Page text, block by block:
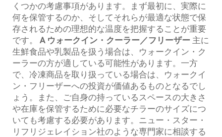
くつかの考慮事項があります。まず最初に、実際に
何を保管するのか、そしてそれらが最適な状態で保
存されるための理想的な温度を把握することが重要
です。 A ウォークイン・クーラー／フリーザー 主に
生鮮食品や乳製品を扱う場合は、ウォークイン・ク
ーラーの方が適している可能性があります。一方
で、冷凍商品を取り扱っている場合は、ウォークイ
ン・フリーザーへの投資が価値あるものとなるでし
ょう。また、ご自身の持っているスペースの大きさ
や在庫を保管するために必要なチラーのサイズにつ
いても考慮する必要があります。ニュー・スター・
リフリジェレイション社のような専門家に相談する